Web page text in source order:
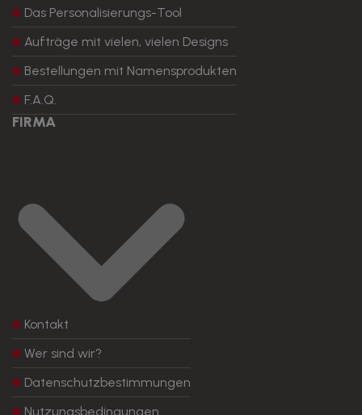
Das Personalisierungs-Tool
Aufträge mit vielen, vielen Designs
Bestellungen mit Namensprodukten
F.A.Q.
FIRMA
Kontakt
Wer sind wir?
Datenschutzbestimmungen
Nutzungsbedingungen